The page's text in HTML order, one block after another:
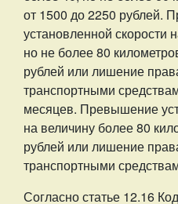
от 1500 до 2250 рублей.
установленной скорости
но не более 80
рублей или лишение
транспортными
месяцев. Превышение
на величину более 80
рублей или лишение
транспортными
Согласно статье 12.16